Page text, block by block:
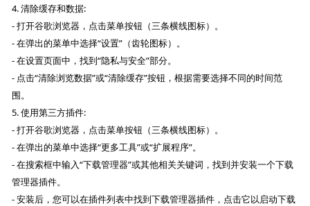
4. 清除缓存和数据:
- 打开谷歌浏览器，点击菜单按钮（三条横线图标）。
- 在弹出的菜单中选择“设置”（齿轮图标）。
- 在设置页面中，找到“隐私与安全”部分。
- 点击“清除浏览数据”或“清除缓存”按钮，根据需要选择不同的时间范
围。
5. 使用第三方插件:
- 打开谷歌浏览器，点击菜单按钮（三条横线图标）。
- 在弹出的菜单中选择“更多工具”或“扩展程序”。
- 在搜索框中输入“下载管理器”或其他相关关键词，找到并安装一个下载
管理器插件。
- 安装后，您可以在插件列表中找到下载管理器插件，点击它以启动下载